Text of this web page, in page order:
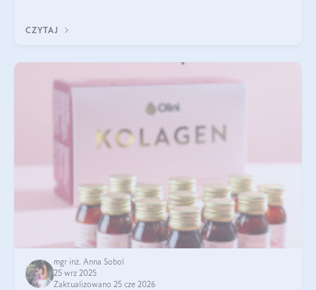
CZYTAJ
mgr inż. Anna Sobol
25 wrz 2025
Zaktualizowano 25 cze 2026